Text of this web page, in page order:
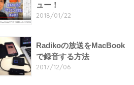
ュー！
2018/01/22
Radikoの放送をMacBook
で録音する方法
2017/12/06